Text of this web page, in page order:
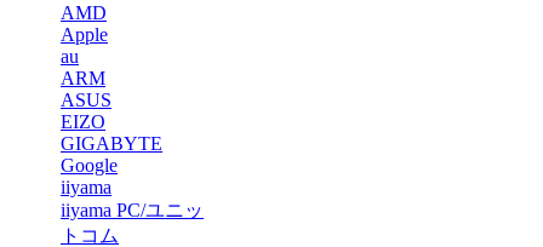
AMD
Apple
au
ARM
ASUS
EIZO
GIGABYTE
Google
iiyama
iiyama PC/ユニッ
トコム